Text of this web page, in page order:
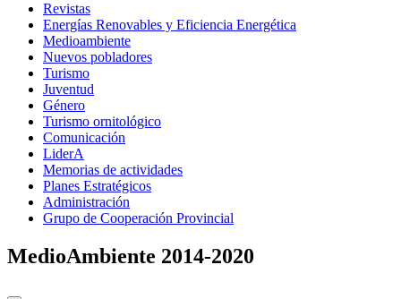
Revistas
Energías Renovables y Eficiencia Energética
Medioambiente
Nuevos pobladores
Turismo
Juventud
Género
Turismo ornitológico
Comunicación
LiderA
Memorias de actividades
Planes Estratégicos
Administración
Grupo de Cooperación Provincial
MedioAmbiente 2014-2020